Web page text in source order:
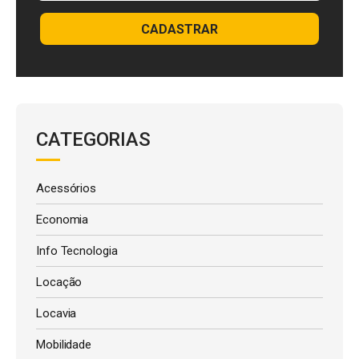
CADASTRAR
CATEGORIAS
Acessórios
Economia
Info Tecnologia
Locação
Locavia
Mobilidade